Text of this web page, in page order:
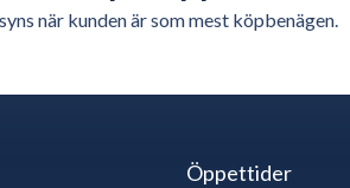
när kunden är som mest köpbenägen.
Öppettider